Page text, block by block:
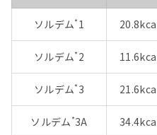
ソルデム* 1
ソルデム* 2
ソルデム* 3
ソルデム*3A